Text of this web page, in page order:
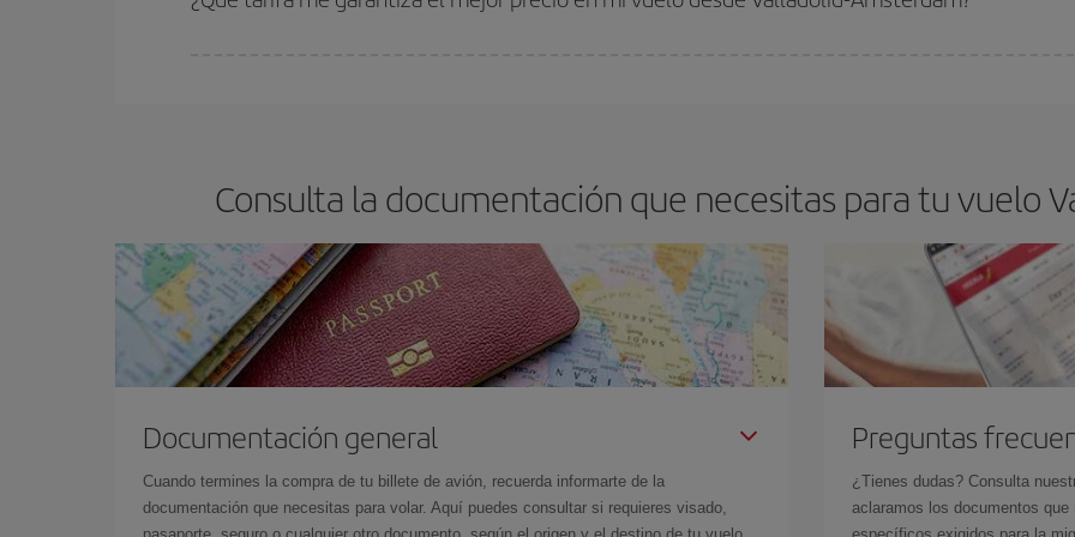
Consulta la documentación que necesitas para tu vuelo
Documentación general
Cuando termines la compra de tu billete de avión, recuerda informarte de la
documentación que necesitas para volar. Aquí puedes consultar si requieres visado,
Preguntas
¿Tienes dudas? Consulta
aclaramos los documentos